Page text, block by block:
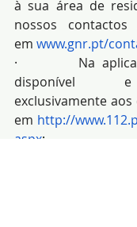
à sua área de
nossos
em www.gnr.pt/
·         Na
disponível
exclusivamente
em http://
aspx;